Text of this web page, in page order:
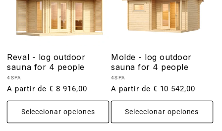
Reval - log outdoor
sauna for 4 people
Proveedor:
4SPA
Precio
habitual
A partir de € 8 916,00
Seleccionar opciones
Molde - log outdoor
sauna for 4 people
Proveedor:
4SPA
Precio
habitual
A partir de € 10 542,00
Seleccionar opciones